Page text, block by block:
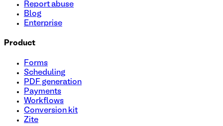
Report abuse
Blog
Enterprise
Product
Forms
Scheduling
PDF generation
Payments
Workflows
Conversion kit
Zite